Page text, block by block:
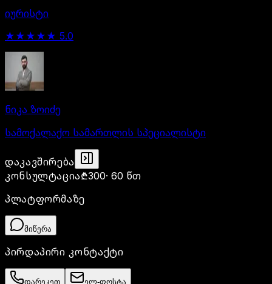
იურისტი
★★★★★ 5.0
ნიკა ზოიძე
სამოქალაქო სამართლის სპეციალისტი
დაკავშირება
კონსულტაცია₾300·60 წთ
პლატფორმაზე
მიწერა
პირდაპირი კონტაქტი
დარეკეთ ელ-ფოსტა